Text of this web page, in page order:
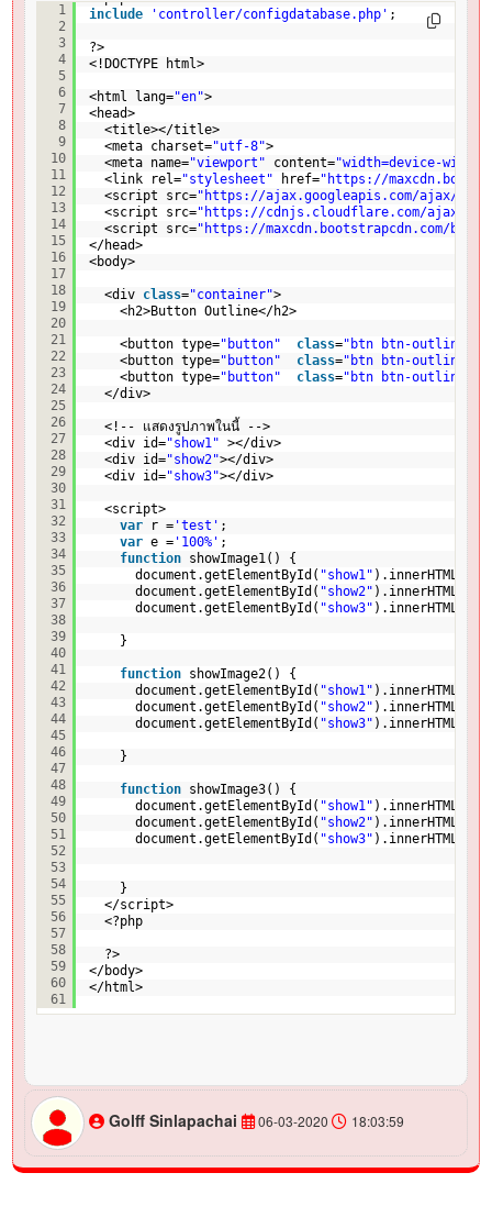
1
2
3
4
5
6
7
8
9
10
11
12
13
14
15
16
17
18
19
20
21
22
23
24
25
26
27
28
29
30
31
32
33
34
35
36
37
38
39
40
41
42
43
44
45
46
47
48
49
50
51
52
53
54
55
56
57
58
59
60
61
include
'controller/configdatabase.php' ;
?>
<!DOCTYPE html>
<html lang="en">
<head>
<title></title>
<meta charset="utf-8">
<meta name="viewport" content="width=device-
<link rel="stylesheet" href=" https://
<script src=" https://ajax.googleapis.com/ajax/
<script src=" https://cdnjs.cloudflare.com/ajax/
<script src=" https://maxcdn.bootstrapcdn.com/
</head>
<body>
<div class="container">
<h2>Button Outline</h2>
<button type="button" class="btn btn-outline-
<button type="button" class="btn btn-outline-
<button type="button" class="btn btn-outline-
</div>
<!-- แสดงรูปภาพในนี้ -->
<div id="show1" ></div>
<div id="show2"></div>
<div id="show3"></div>
<script>
var
r = 'test' ;
var e = '100%' ;
function showImage1() {
document.getElementById( "show1" ).innerHTML =
document.getElementById( "show2" ).innerHTML =
document.getElementById( "show3" ).innerHTML =
}
function showImage2() {
document.getElementById( "show1" ).innerHTML =
document.getElementById( "show2" ).innerHTML =
document.getElementById( "show3" ).innerHTML =
}
function showImage3() {
document.getElementById( "show1" ).innerHTML =
document.getElementById( "show2" ).innerHTML =
document.getElementById( "show3" ).innerHTML =
}
</script>
<?php
?>
</body>
</html>
Golff Sinlapachai 06-03-2020 18:03:59